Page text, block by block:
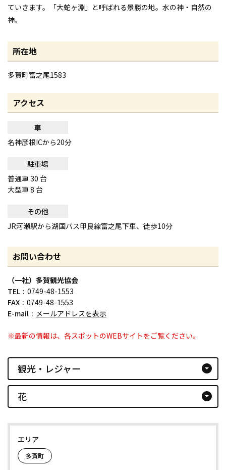
ていきます。「大蛇ヶ淵」と呼ばれる景勝の地。水の神・自然の
神。
所在地
多賀町富之尾1583
アクセス
車
名神彦根ICから20分
駐車場
普通車 30 台
大型車 8 台
その他
JR河瀬駅から湖国バス甲良線富之尾下車、徒歩10分
お問い合わせ
（一社）多賀観光協会
TEL
0749-48-1553
FAX
0749-48-1553
E-mail
メールアドレスを表示
※最新の情報は、各スポットのWEBサイトをご覧ください。
観光・レジャー arrow_drop_down_circle
花 arrow_drop_down_circle
エリア
多賀町